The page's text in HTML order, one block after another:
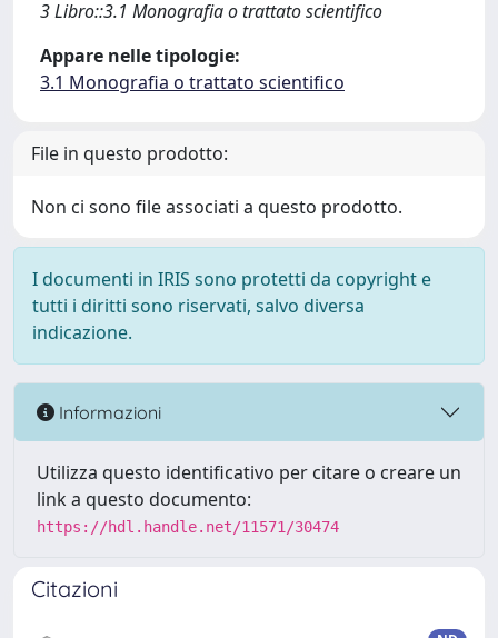
3 Libro::3.1 Monografia o trattato scientifico
Appare nelle tipologie:
3.1 Monografia o trattato scientifico
File in questo prodotto:
Non ci sono file associati a questo prodotto.
I documenti in IRIS sono protetti da copyright e
tutti i diritti sono riservati, salvo diversa
indicazione.
Informazioni
Utilizza questo identificativo per citare o creare un
link a questo documento:
https://hdl.handle.net/11571/30474
Citazioni